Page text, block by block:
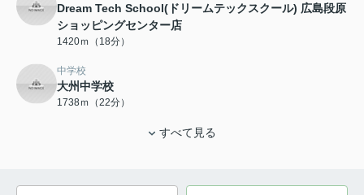
Dream Tech School(ドリームテックスクール) 広島段原
ショッピングセンター店
1420ｍ（18分）
中学校
大州中学校
1738ｍ（22分）
すべて見る